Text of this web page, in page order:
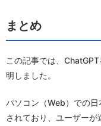
まとめ
この記事では、
明しました。
パソコン（Web）での
されており、ユーザーが